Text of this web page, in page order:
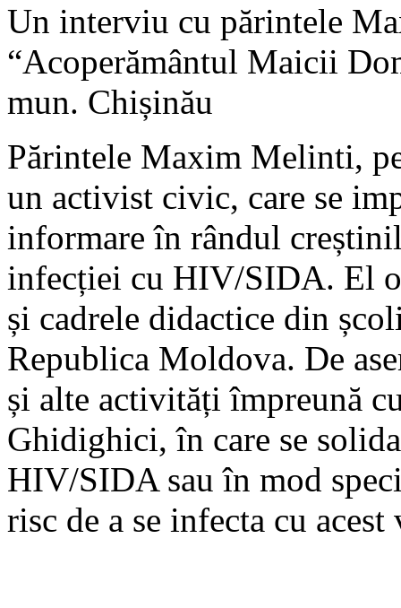
Un interviu cu părintele
“Acoperământul Maicii
mun. Chișinău
Părintele Maxim Melinti,
un activist civic, care se
informare în rândul
infecției cu HIV/SIDA. El
și cadrele didactice din
Republica Moldova. De
și alte activități împreună
Ghidighici, în care se
HIV/SIDA sau în mod
risc de a se infecta cu acest